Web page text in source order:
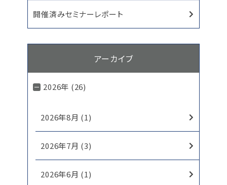
開催済みセミナーレポート
アーカイブ
2026年 (26)
2026年8月 (1)
2026年7月 (3)
2026年6月 (1)